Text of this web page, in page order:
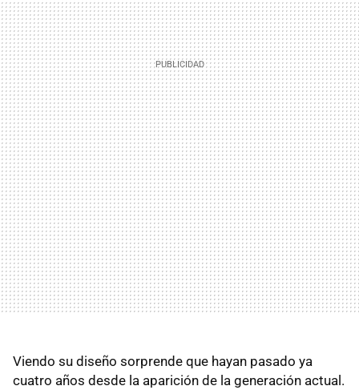
Viendo su diseño sorprende que hayan pasado ya
cuatro años desde la aparición de la generación actual.